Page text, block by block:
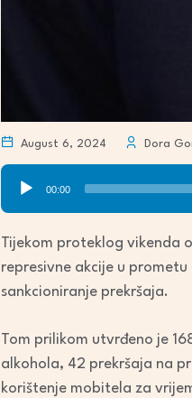
August 6, 2024 Dora
Audio
Player
00:00
Tijekom proteklog vikenda
represivne akcije u
sankcioniranje prekršaja.
Tom prilikom utvrđeno je
alkohola, 42 prekršaja na
korištenje mobitela za